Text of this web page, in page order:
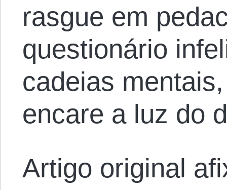
rasgue em
questionário
cadeias
encare a luz do
Artigo original